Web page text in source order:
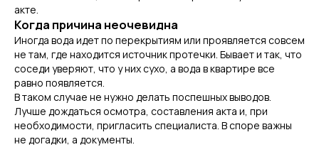
акте.
Когда причина неочевидна
Иногда вода идет по перекрытиям или проявляется совсем
не там, где находится источник протечки. Бывает и так, что
соседи уверяют, что у них сухо, а вода в квартире все
равно появляется.
В таком случае не нужно делать поспешных выводов.
Лучше дождаться осмотра, составления акта и, при
необходимости, пригласить специалиста. В споре важны
не догадки, а документы.